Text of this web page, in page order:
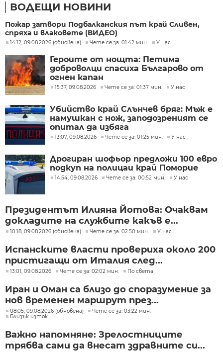
ВОДЕЩИ НОВИНИ
Пожар затвори Подбалканския път край Сливен,
спряха и влаковете (ВИДЕО)
14:12, 09.08.2026 (обновена) Чете се за: 01:42 мин. У нас
Героите от нощта: Петима
доброволци спасиха Българово от
огнен капан
15:37, 09.08.2026 Чете се за: 01:37 мин. У нас
Убийство край Слънчев бряг: Мъж е
намушкан с нож, заподозреният се
опитал да избяга
13:07, 09.08.2026 Чете се за: 01:25 мин. У нас
Дрогиран шофьор предложи 100 евро
подкуп на полицаи край Поморие
14:54, 09.08.2026 Чете се за: 00:52 мин. У нас
Президентът Илияна Йотова: Очаквам
докладите на службите какъв е...
10:18, 09.08.2026 (обновена) Чете се за: 02:50 мин. У нас
Испанските власти провериха около 200
пристигащи от Италия след...
13:01, 09.08.2026 Чете се за: 02:02 мин. По света
Иран и Оман са близо до споразумение за
нов временен маршрут през...
08:05, 09.08.2026 (обновена)
Чете се за: 03:22 мин.
Близък изток
Важно напомняне: Зрелостниците
трябва сами да внесат здравните си...